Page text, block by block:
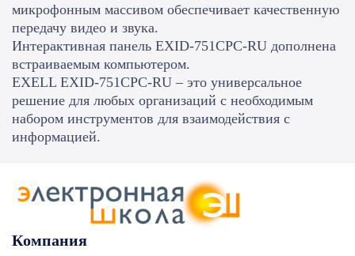
микрофонным массивом обеспечивает качественную
передачу видео и звука.
Интерактивная панель EXID-751CPC-RU дополнена
встраиваемым компьютером.
EXELL EXID-751CPC-RU – это универсальное
решение для любых организаций с необходимым
набором инструментов для взаимодействия с
информацией.
Компания